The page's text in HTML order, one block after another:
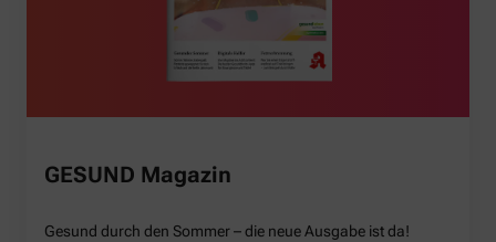
GESUND Magazin
Gesund durch den Sommer – die neue Ausgabe ist da!